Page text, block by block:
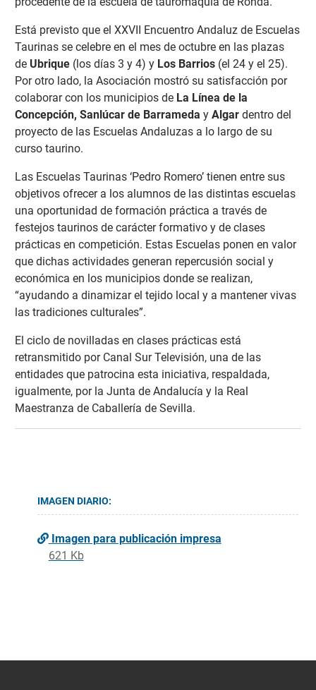
Está previsto que el XXVII Encuentro Andaluz de Escuelas
Taurinas se celebre en el mes de octubre en las plazas
de Ubrique(los días 3 y 4) y Los Barrios(el 24 y el 25).
Por otro lado, la Asociación mostró su satisfacción por
colaborar con los municipios de La Línea de la
Concepción, Sanlúcar de Barrameda yAlgardentro del
proyecto de las Escuelas Andaluzas a lo largo de su
curso taurino.
Las Escuelas Taurinas ‘Pedro Romero’ tienen entre sus
objetivos ofrecer a los alumnos de las distintas escuelas
una oportunidad de formación práctica a través de
festejos taurinos de carácter formativo y de clases
prácticas en competición. Estas Escuelas ponen en valor
que dichas actividades generan repercusión social y
económica en los municipios donde se realizan,
“ayudando a dinamizar el tejido local y a mantener vivas
las tradiciones culturales”.
El ciclo de novilladas en clases prácticas está
retransmitido por Canal Sur Televisión, una de las
entidades que patrocina esta iniciativa, respaldada,
igualmente, por la Junta de Andalucía y la Real
Maestranza de Caballería de Sevilla.
IMAGEN DIARIO:
Imagen para publicación impresa
621 Kb